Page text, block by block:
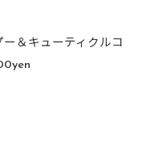
＆キューティクルコ